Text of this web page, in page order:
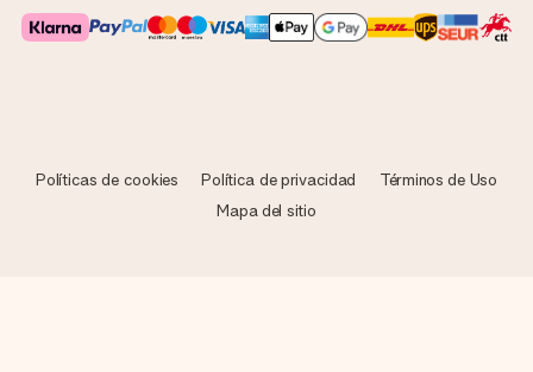
Políticas de cookies Política de privacidad
Términos de Uso
Mapa del sitio